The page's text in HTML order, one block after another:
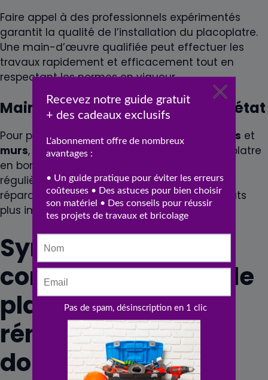
Faire appel à des professionnels expérimentés
garantit la qualité de l’installation du placoplatre.
Une main-d’œuvre qualifiée peut effectuer les
travaux rapidement et efficacement tout en
respectant les normes en vigueur.
Maintenir le placoplatre en bon état
Pour prolonger la durée de vie de vos closions et
murs, il est nécessaire de maintenir le placoplatre
en bon état. Cela implique de contrôler
régulièrement leur état et d’effectuer les
réparations nécessaires pour éviter des dégâts
plus importants.
Synthèse des
considérations sur le
placoplatre dans la
rénovation
domiciliaire